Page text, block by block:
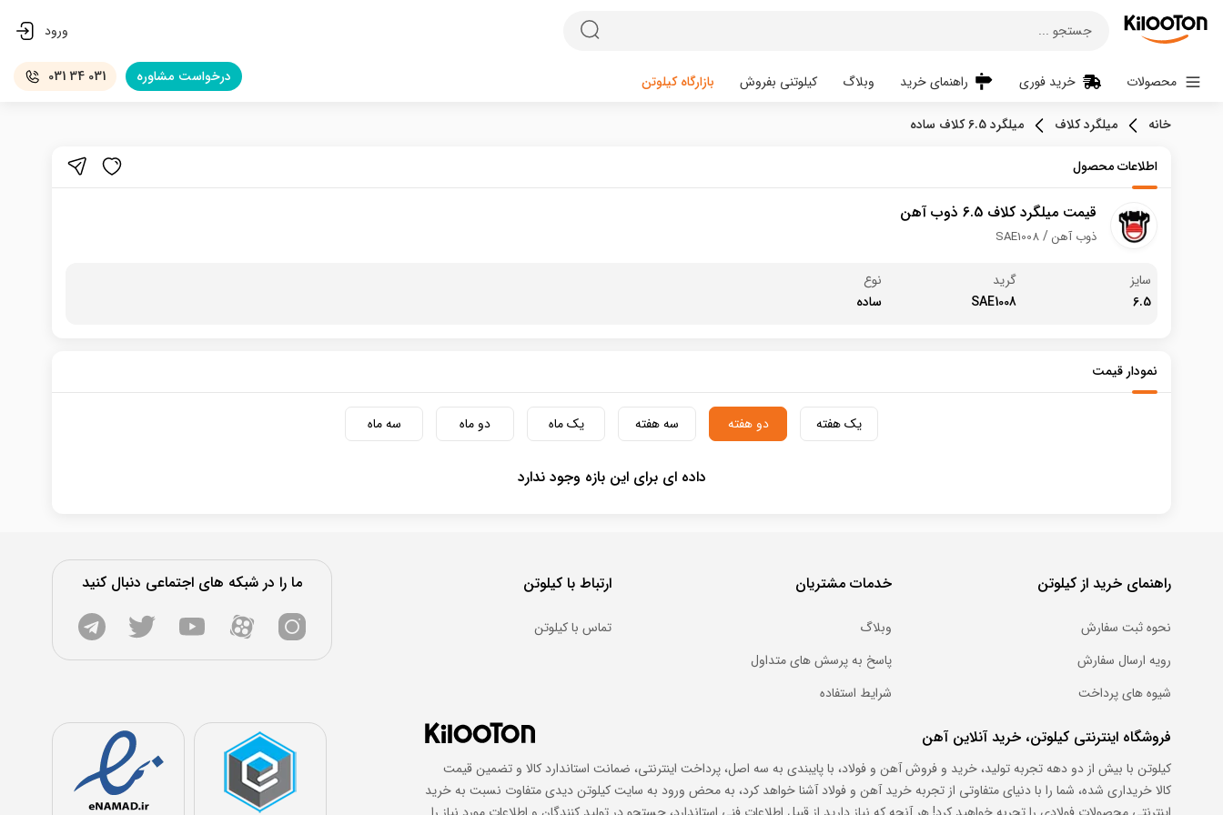
محصولات خرید فوری راهنمای خرید وبلاگ کیلوتنی بفروش بازارگاه کیلوتن درخواست مشاوره 031 34 031
جستجو ... ورود
خانه میلگرد کلاف میلگرد 6.5 کلاف ساده
اطلاعات محصول
قیمت میلگرد کلاف 6.5 ذوب آهن
SAE1008 ذوب آهن
سایز
6.5
گرید
SAE1008
نوع
ساده
نمودار قیمت
یک هفته دو هفته سه هفته یک ماه دو ماه سه ماه
داده ای برای این بازه وجود ندارد
ما را در شبکه های اجتماعی دنبال کنید ارتباط با کیلوتن
تماس با کیلوتن
خدمات مشتریان
وبلاگ
پاسخ به پرسش های متداول
شرایط استفاده
راهنمای خرید از کیلوتن
نحوه ثبت سفارش
رویه ارسال سفارش
شیوه های پرداخت
فروشگاه اینترنتی کیلوتن، خرید آنلاین آهن
کیلوتن با بیش از دو دهه تجربه تولید، خرید و فروش آهن و فولاد، با پایبندی به سه اصل، پرداخت اینترنتی، ضمانت استاندارد کالا و تضمین قیمت
کالا خریداری شده، شما را با دنیای متفاوتی از تجربه خرید آهن و فولاد آشنا خواهد کرد، به محض ورود به سایت کیلوتن دیدی متفاوت نسبت به خرید